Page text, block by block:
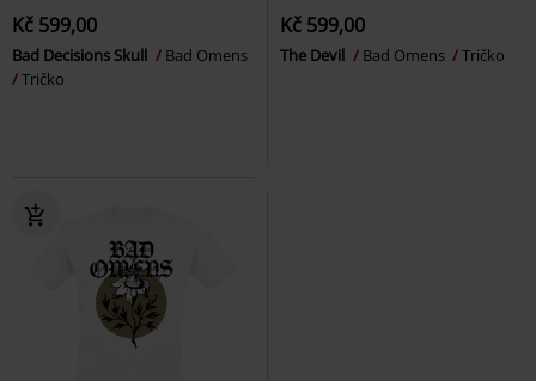
Kč 599,00
Bad Decisions Skull
Bad Omens
Tričko
Kč 599,00
The Devil Bad Omens Tričko